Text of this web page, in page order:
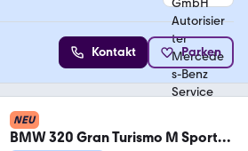
Kontakt Parken
NEU
BMW 320 Gran Turismo M Sport